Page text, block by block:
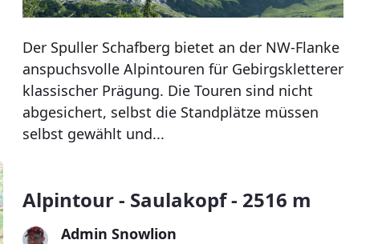
Der Spuller Schafberg bietet an der NW-Flanke
anspuchsvolle Alpintouren für Gebirgskletterer
klassischer Prägung. Die Touren sind nicht
abgesichert, selbst die Standplätze müssen
selbst gewählt und...
Alpintour - Saulakopf - 2516 m
Admin Snowlion